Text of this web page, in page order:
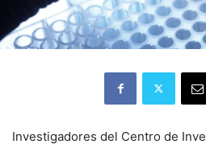
Investigadores del Centro de